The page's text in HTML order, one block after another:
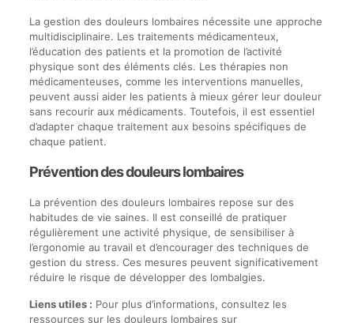
La gestion des douleurs lombaires nécessite une approche
multidisciplinaire. Les traitements médicamenteux,
l’éducation des patients et la promotion de l’activité
physique sont des éléments clés. Les thérapies non
médicamenteuses, comme les interventions manuelles,
peuvent aussi aider les patients à mieux gérer leur douleur
sans recourir aux médicaments. Toutefois, il est essentiel
d’adapter chaque traitement aux besoins spécifiques de
chaque patient.
Prévention des douleurs lombaires
La prévention des douleurs lombaires repose sur des
habitudes de vie saines. Il est conseillé de pratiquer
régulièrement une activité physique, de sensibiliser à
l’ergonomie au travail et d’encourager des techniques de
gestion du stress. Ces mesures peuvent significativement
réduire le risque de développer des lombalgies.
Liens utiles : Pour plus d’informations, consultez les
ressources sur les douleurs lombaires sur